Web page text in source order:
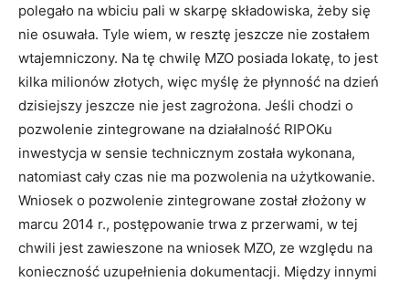
polegało na wbiciu pali w skarpę składowiska, żeby się
nie osuwała. Tyle wiem, w resztę jeszcze nie zostałem
wtajemniczony. Na tę chwilę MZO posiada lokatę, to jest
kilka milionów złotych, więc myślę że płynność na dzień
dzisiejszy jeszcze nie jest zagrożona. Jeśli chodzi o
pozwolenie zintegrowane na działalność RIPOKu
inwestycja w sensie technicznym została wykonana,
natomiast cały czas nie ma pozwolenia na użytkowanie.
Wniosek o pozwolenie zintegrowane został złożony w
marcu 2014 r., postępowanie trwa z przerwami, w tej
chwili jest zawieszone na wniosek MZO, ze względu na
konieczność uzupełnienia dokumentacji. Między innymi